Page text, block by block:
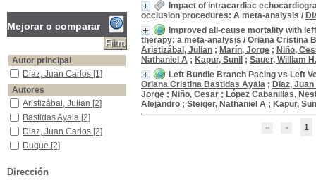
Impact of intracardiac
occlusion procedures: A meta-analysis /
Improved all-cause mortality with
therapy: a meta-analysis / Oriana Cristina
Aristizábal, Julian ; Marín, Jorge ; Niño,
Nathaniel A ; Kapur, Sunil ; Sauer, William H.
Left Bundle Branch Pacing vs Left
Oriana Cristina Bastidas Ayala ; Diaz,
Jorge ; Niño, Cesar ; López Cabanillas,
Alejandro ; Steiger, Nathaniel A ; Kapur,
1
Mejorar o comparar
Autor principal
Diaz, Juan Carlos
Diaz, Juan Carlos [1]
Autores
Aristizábal, Julian
Aristizábal, Julian [2]
Bastidas Ayala
Bastidas Ayala [2]
Diaz, Juan Carlos
Diaz, Juan Carlos [2]
DuqueDuque [2]
Hoyos, Carolina
Hoyos, Carolina
Dirección